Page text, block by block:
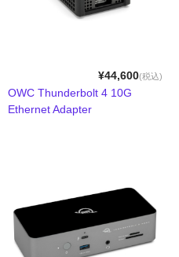
GPU拡張ボックスセット
ケーブル＆変換アダプタ
デスクトップストレージセット
ネットワークアダプタ
パソコン&PCサーバー
¥44,600(税込)
OWC Thunderbolt 4 10G
Ethernet Adapter